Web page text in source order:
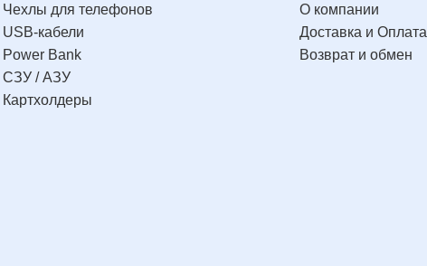
Чехлы для телефонов
USB-кабели
Power Bank
СЗУ / АЗУ
Картхолдеры
О компании
Доставка и Оплата
Возврат и обмен